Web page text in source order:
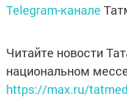
Telegram-канале
Читайте новости
национальном
https://max.ru/